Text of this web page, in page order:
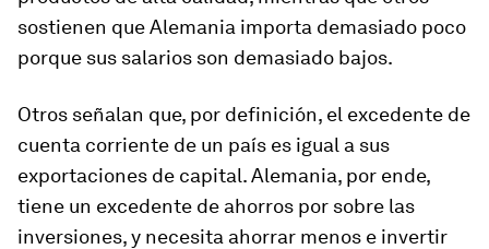
sostienen que Alemania importa demasiado poco
porque sus salarios son demasiado bajos.
Otros señalan que, por definición, el excedente de
cuenta corriente de un país es igual a sus
exportaciones de capital. Alemania, por ende,
tiene un excedente de ahorros por sobre las
inversiones, y necesita ahorrar menos e invertir